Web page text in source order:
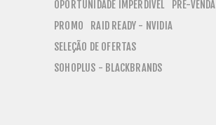
OPORTUNIDADE IMPERDÍVEL PRE-VENDA
PROMO
RAID READY - NVIDIA
SELEÇÃO DE OFERTAS
SOHOPLUS - BLACKBRANDS